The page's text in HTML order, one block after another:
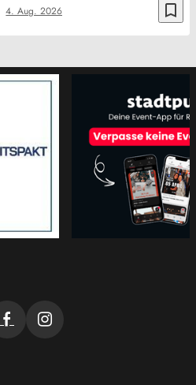
bookmark_border
4. Aug. 2026